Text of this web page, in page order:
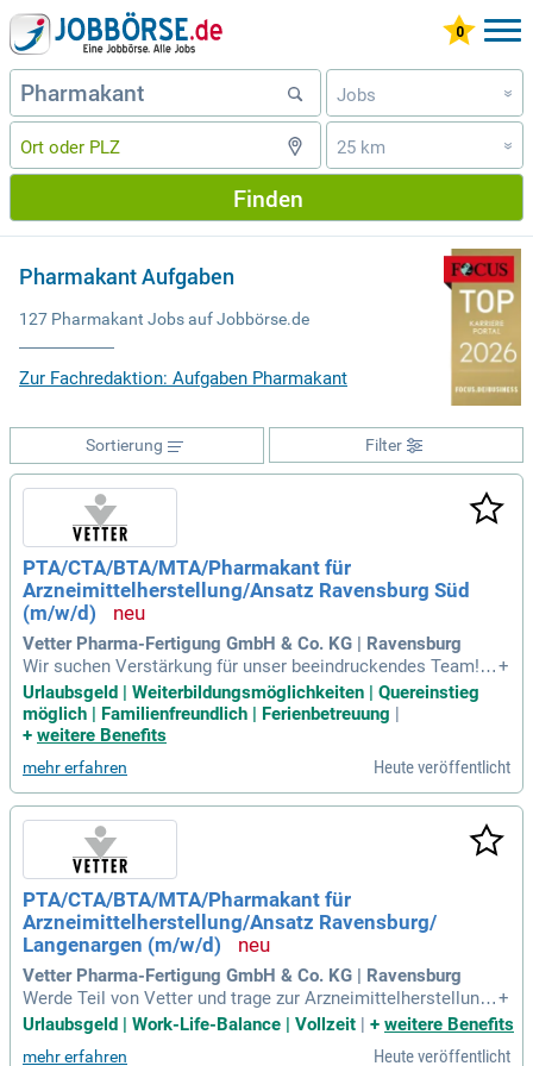
Jobs »
25 km »
Finden
Pharmakant Aufgaben
127 Pharmakant Jobs auf Jobbörse.de
Zur Fachredaktion: Aufgaben Pharmakant
Filter
Sortierung
PTA/CTA/BTA/MTA/Pharmakant für
Arzneimittelherstellung/Ansatz Ravensburg Süd
(m/w/d)
Vetter Pharma-Fertigung GmbH & Co. KG | Ravensburg
Wir suchen Verstärkung für unser beeindruckendes Team!
Wenn Sie eine Ausbildung als Pharmakant, CTA, MTA oder i
n einem technischen Beruf wie Milchtechnologe oder Mälze
r absolviert haben, sind Sie bei uns genau richtig. Ihre zuverl
tsbewusstsein werden geschätzt. Nutzen Sie die Vorteile de
r Pharmaindustrie und das flexible 2-Schicht-Modell mit Wo
chenendoption. Gute Deutschkenntnisse (mind. B2-Level) si
nd erforderlich, um optimale Dokumentationen und Kommu
nikation im Team sicherzustellen. Freuen Sie sich auf ein at
traktives Bruttomonatsgehalt von 4.145 EUR plus Schichtzul
agen von bis zu 190 EUR!
+
Urlaubsgeld | Weiterbildungsmöglichkeiten | Quereinstieg
möglich | Familienfreundlich | Ferienbetreuung |
+ weitere Benefits
mehr erfahren Heute veröffentlicht
PTA/CTA/BTA/MTA/Pharmakant für
Arzneimittelherstellung/Ansatz Ravensburg/
Langenargen (m/w/d)
Vetter Pharma-Fertigung GmbH & Co. KG | Ravensburg
Werde Teil von Vetter und trage zur Arzneimittelherstellung i
n Ravensburg oder Langenargen bei! Als PTA, CTA, BTA, MT
+
Urlaubsgeld | Work-Life-Balance | Vollzeit
+ weitere Benefits
mehr erfahren Heute veröffentlicht